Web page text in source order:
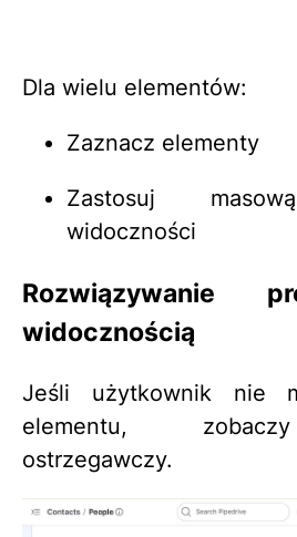
Dla wielu elementów:
Zaznacz elementy
Zastosuj
widoczności
Rozwiązywanie
widocznością
Jeśli użytkownik nie
elementu,
ostrzegawczy.